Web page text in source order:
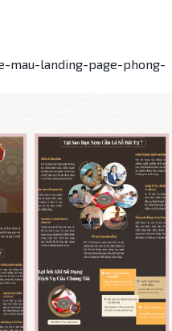
mau-landing-page-phong-